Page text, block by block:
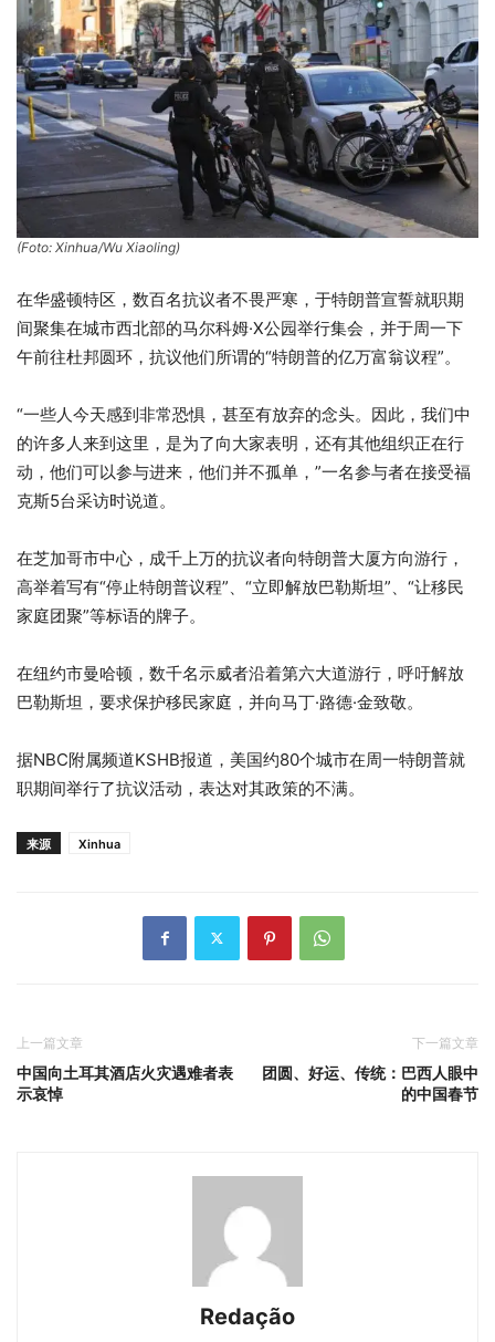
(Foto: Xinhua/Wu Xiaoling)
在华盛顿特区，数百名抗议者不畏严寒，于特朗普宣誓就职期
间聚集在城市西北部的马尔科姆·X公园举行集会，并于周一下
午前往杜邦圆环，抗议他们所谓的“特朗普的亿万富翁议程”。
“一些人今天感到非常恐惧，甚至有放弃的念头。因此，我们中
的许多人来到这里，是为了向大家表明，还有其他组织正在行
动，他们可以参与进来，他们并不孤单，”一名参与者在接受福
克斯5台采访时说道。
在芝加哥市中心，成千上万的抗议者向特朗普大厦方向游行，
高举着写有“停止特朗普议程”、“立即解放巴勒斯坦”、“让移民
家庭团聚”等标语的牌子。
在纽约市曼哈顿，数千名示威者沿着第六大道游行，呼吁解放
巴勒斯坦，要求保护移民家庭，并向马丁·路德·金致敬。
据NBC附属频道KSHB报道，美国约80个城市在周一特朗普就
职期间举行了抗议活动，表达对其政策的不满。
来源 Xinhua
上一篇文章
中国向土耳其酒店火灾遇难者表
示哀悼
下一篇文章
团圆、好运、传统：巴西人眼中
的中国春节
Redação